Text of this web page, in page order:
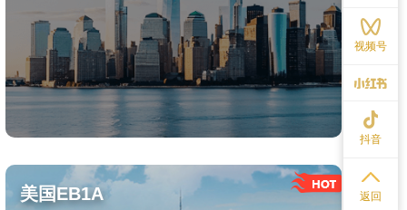
美国EB1A
视频号
抖音
返回